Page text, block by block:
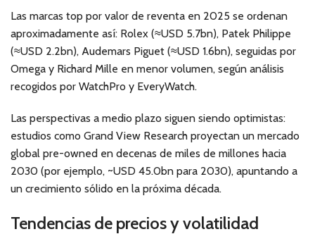
Las marcas top por valor de reventa en 2025 se ordenan
aproximadamente así: Rolex (≈USD 5.7bn), Patek Philippe
(≈USD 2.2bn), Audemars Piguet (≈USD 1.6bn), seguidas por
Omega y Richard Mille en menor volumen, según análisis
recogidos por WatchPro y EveryWatch.
Las perspectivas a medio plazo siguen siendo optimistas:
estudios como Grand View Research proyectan un mercado
global pre-owned en decenas de miles de millones hacia
2030 (por ejemplo, ~USD 45.0bn para 2030), apuntando a
un crecimiento sólido en la próxima década.
Tendencias de precios y volatilidad